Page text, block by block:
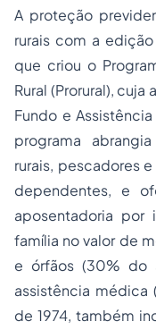
A proteção
rurais com a
que criou o
Rural (Prorural),
Fundo e Assistência
programa
rurais, pescadores
dependentes, e
aposentadoria por
família no valor de
e órfãos (30% do
assistência médica
de 1974, também